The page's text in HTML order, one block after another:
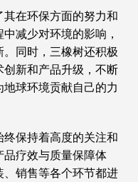
在环保方面的努力和
减少对环境的影响，
同时，三橡树还积极
新和产品升级，不断
球环境贡献自己的力
保持着高度的关注和
疗效与质量保障体
销售等各个环节都进